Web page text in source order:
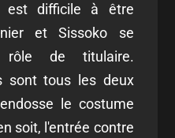
est difficile à être
et Sissoko se
de titulaire.
sont tous les deux
le costume
soit, l'entrée contre